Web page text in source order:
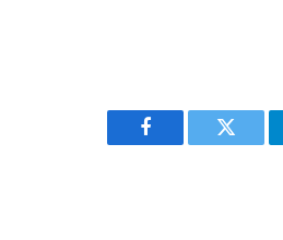
Facebook Twitter